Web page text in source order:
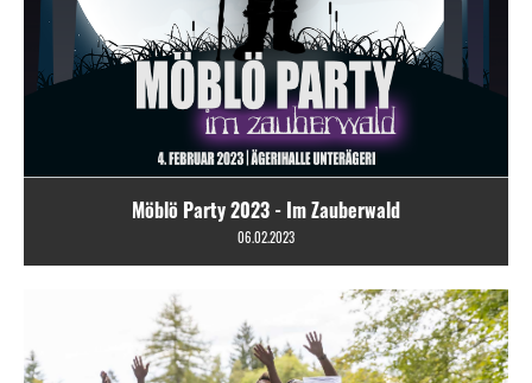
Möblö Party 2023 - Im Zauberwald
06.02.2023